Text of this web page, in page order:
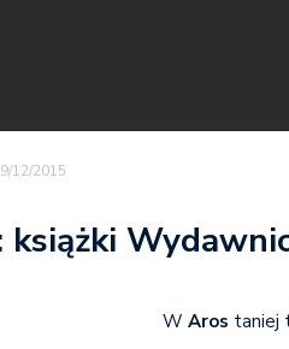
12/2015
książki
W Aros taniej